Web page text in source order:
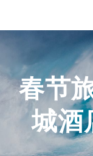
春节
城酒